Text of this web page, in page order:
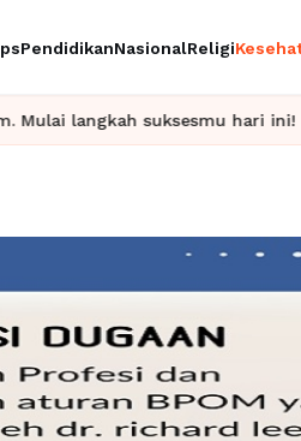
PendidikanNasionalReligi
hari ini! • Mau lulus?